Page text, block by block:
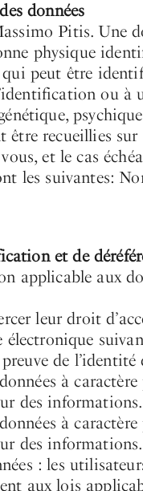
données
Pitis. Une
physique
peut être
ou à
être recueillies
et le cas
les suivantes:
et de
applicable aux
leur droit
électronique
de
à
des informations.
à
des informations.
: les
aux lois